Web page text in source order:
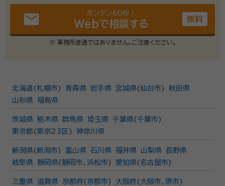
email カンタン60秒！
Webで相談する 無料
※ 事務所直通ではありません。ご注意ください。
北海道 (札幌市) 青森県 岩手県 宮城県(仙台市)
秋田県
山形県 福島県
茨城県 栃木県 群馬県 埼玉県 千葉県(千葉市)
東京都 ( 東京23区 ) 神奈川県
新潟県(新潟市) 富山県 石川県 福井県 山梨県 長野県
岐阜県
静岡県( 静岡市、 浜松市) 愛知県( 名古屋市)
三重県 滋賀県 京都府( 京都市) 大阪府( 大阪市、 堺市)